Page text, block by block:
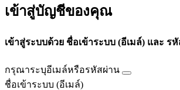
เข้าสู่บัญชีของคุณ
เข้าสู่ระบบด้วย ชื่อเข้าระบบ (อีเมล์) และ
กรุณาระบุอีเมล์หรือรหัสผ่าน
ชื่อเข้าระบบ (อีเมล์)